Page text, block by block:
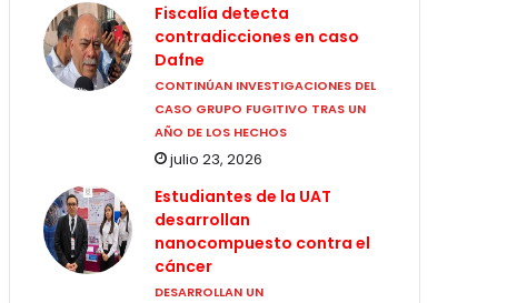
Fiscalía detecta
contradicciones en caso
Dafne
CONTINÚAN INVESTIGACIONES DEL
CASO GRUPO FUGITIVO TRAS UN
AÑO DE LOS HECHOS
julio 23, 2026
Estudiantes de la UAT
desarrollan
nanocompuesto contra el
cáncer
DESARROLLAN UN